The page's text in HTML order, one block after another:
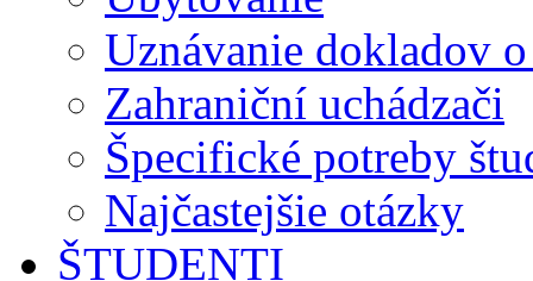
Uznávanie dokladov
Zahraniční uchádzači
Špecifické potreby
Najčastejšie otázky
ŠTUDENTI